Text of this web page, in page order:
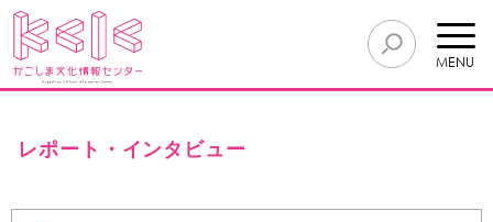
MENU
レポート・インタビュー